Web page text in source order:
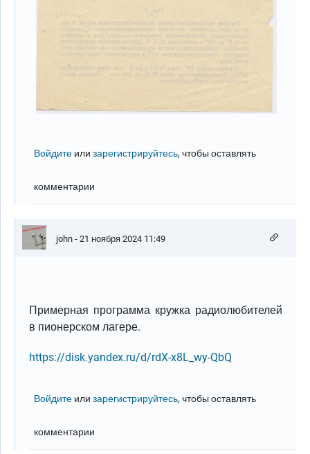
Войдите илизарегистрируйтесь, чтобы оставлять
комментарии
john - 21 ноября 2024 11:49
Примерная программа кружка радиолюбителей
в пионерском лагере.
https://disk.yandex.ru/d/rdX-x8L_wy-QbQ
Войдите илизарегистрируйтесь, чтобы оставлять
комментарии